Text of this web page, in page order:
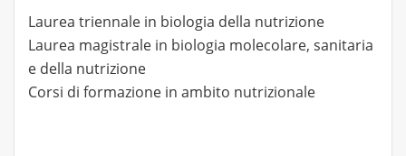
Laurea triennale in biologia della nutrizione
Laurea magistrale in biologia molecolare, sanitaria
e della nutrizione
Corsi di formazione in ambito nutrizionale